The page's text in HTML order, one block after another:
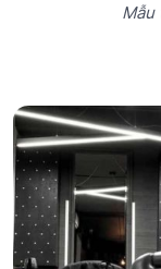
Mẫu